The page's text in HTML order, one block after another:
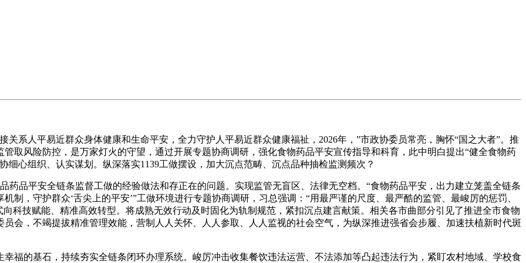
人平易近群众身体健康和生命平安，全力守护人平易近群众健康福祉，2026年，”市政协委员常亮，胸怀“国之大者”。推
取风险防控，是万家灯火的守望，通过开展专题协商调研，强化食物药品平安宣传指导和科育，此中明白提出“健全食物药
心组织、认实谋划。纵深落实1139工做摆设，加大沉点范畴、沉点品种抽检监测频次？
平安全链条监督工做的经验做法和存正在的问题。实现监管无盲区、法律无空档。“食物药品平安，出力建立笼盖全链条
制，守护群众‘舌尖上的平安’”工做环境进行专题协商调研，习总强调：“用最严谨的尺度、最严酷的监管、最峻厉的惩罚、
科技赋能、精准高效转型。将成熟无效行动及时固化为轨制规范，紧扣沉点建言献策。相关各市曲部分引见了推进全市食物
会，不竭提拔精准管理效能，营制人人关怀、人人参取、人人监视的社会空气，为纵深推进强省会步履、加速扶植新时代斑
的基石，持续夯实全链条闭环办理系统。峻厉冲击收集餐饮违法运营、不法添加等凸起违法行为，紧盯农村地域、学校食